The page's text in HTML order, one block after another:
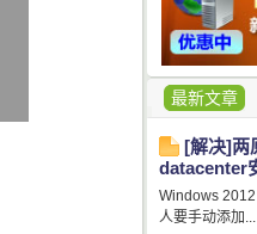
最新文章
[解决]两
datacenter
Windows
人要手动添加...